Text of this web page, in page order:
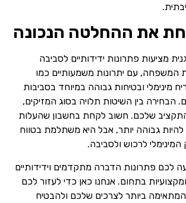
את ההחלטה הנכונה
מציעות פתרונות ידידותיים לסביבה
המשפחה, עם יתרונות משמעותיים כמו
מינימלי ובטיחות גבוהה במיוחד בסביבות
הבחירה בין השיטות תלויה בסוג המזיקים,
שלכם. חשוב לקחת בחשבון שהעלות
גבוהה יותר, אבל היא משתלמת בטווח
לרכוש ולסביבה.
לכם פתרונות הדברה מתקדמים וידידותיים
בתחום. אנחנו כאן כדי לעזור לכם
ביותר לצרכים שלכם ולהבטיח